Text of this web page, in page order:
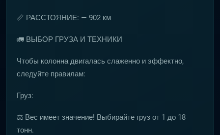
📏 РАССТОЯНИЕ: — 902 км
🚛 ВЫБОР ГРУЗА И ТЕХНИКИ
Чтобы колонна двигалась слаженно и эффектно,
следуйте правилам:
Груз:
⚖️ Вес имеет значение! Выбирайте груз от 1 до 18
тонн.